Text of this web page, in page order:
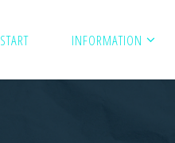
START INFORMATION